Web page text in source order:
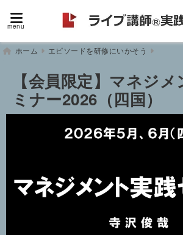
menu
ホーム エピソードを研修にいかそう
【会員限定】マネジ
ミナー2026（四国）